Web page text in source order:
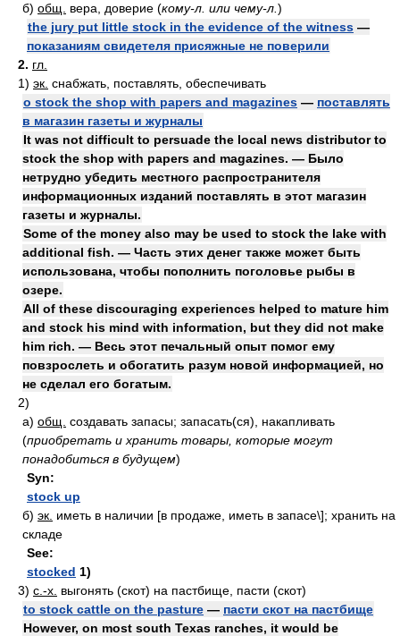
б) общ. вера, доверие (кому-л. или чему-л. )
the jury put little stock in the evidence of the witness —
показаниям свидетеля присяжные не поверили
2. гл.
1) эк. снабжать, поставлять, обеспечивать
o stock the shop with papers and magazines — поставлять
в магазин газеты и журналы
It was not difficult to persuade the local news distributor to
stock the shop with papers and magazines. — Было
нетрудно убедить местного распространителя
информационных изданий поставлять в этот магазин
газеты и журналы.
Some of the money also may be used to stock the lake with
additional fish. — Часть этих денег также может быть
использована, чтобы пополнить поголовье рыбы в
озере.
All of these discouraging experiences helped to mature him
and stock his mind with information, but they did not make
him rich. — Весь этот печальный опыт помог ему
повзрослеть и обогатить разум новой информацией, но
не сделал его богатым.
2)
а) общ. создавать запасы; запасать(ся), накапливать
(приобретать и хранить товары, которые могут
понадобиться в будущем)
Syn:
stock up
б) эк. иметь в наличии [в продаже, иметь в запасе\]; хранить на
складе
See:
stocked 1)
3) с.-х. выгонять (скот) на пастбище, пасти (скот)
to stock cattle on the pasture — пасти скот на пастбище
However, on most south Texas ranches, it would be